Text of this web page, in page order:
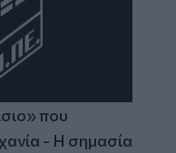
που
- Η σημασία